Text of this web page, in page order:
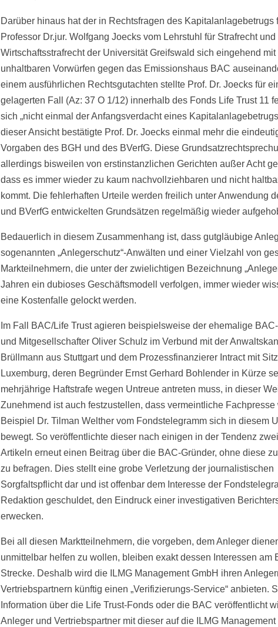
Darüber hinaus hat der in Rechtsfragen des Kapitalanlagebetrugs
Professor Dr.jur. Wolfgang Joecks vom Lehrstuhl für Strafrecht und
Wirtschaftsstrafrecht der Universität Greifswald sich eingehend mit
unhaltbaren Vorwürfen gegen das Emissionshaus BAC
einem ausführlichen Rechtsgutachten stellte Prof. Dr. Joecks für
gelagerten Fall (Az: 37 O 1/12) innerhalb des Fonds Life Trust 11
sich „nicht einmal der Anfangsverdacht eines
dieser Ansicht bestätigte Prof. Dr. Joecks einmal mehr die
Vorgaben des BGH und des BVerfG. Diese
allerdings bisweilen von erstinstanzlichen Gerichten außer Acht
dass es immer wieder zu kaum nachvollziehbaren und nicht
kommt. Die fehlerhaften Urteile werden freilich unter Anwendung
und BVerfG entwickelten Grundsätzen regelmäßig wieder
Bedauerlich in diesem Zusammenhang ist, dass gutgläubige
sogenannten „Anlegerschutz“-Anwälten und einer Vielzahl von
Markteilnehmern, die unter der zwielichtigen Bezeichnung
Jahren ein dubioses Geschäftsmodell verfolgen, immer wieder
eine Kostenfalle gelockt werden.
Im Fall BAC/Life Trust agieren beispielsweise der ehemalige
und Mitgesellschafter Oliver Schulz im Verbund mit der
Brüllmann aus Stuttgart und dem Prozessfinanzierer Intract mit
Luxemburg, deren Begründer Ernst Gerhard Bohlender in Kürze
mehrjährige Haftstrafe wegen Untreue antreten muss, in dieser
Zunehmend ist auch festzustellen, dass vermeintliche Fachpresse
Beispiel Dr. Tilman Welther vom Fondstelegramm sich in diesem
bewegt. So veröffentlichte dieser nach einigen in der Tendenz
Artikeln erneut einen Beitrag über die BAC-Gründer, ohne diese
zu befragen. Dies stellt eine grobe Verletzung der journalistischen
Sorgfaltspflicht dar und ist offenbar dem Interesse der
Redaktion geschuldet, den Eindruck einer investigativen
erwecken.
Bei all diesen Marktteilnehmern, die vorgeben, dem Anleger
unmittelbar helfen zu wollen, bleiben exakt dessen Interessen am
Strecke. Deshalb wird die ILMG Management GmbH ihren
Vertriebspartnern künftig einen „Verifizierungs-Service“ anbieten.
Information über die Life Trust-Fonds oder die BAC veröffentlicht
Anleger und Vertriebspartner mit dieser auf die ILMG Management